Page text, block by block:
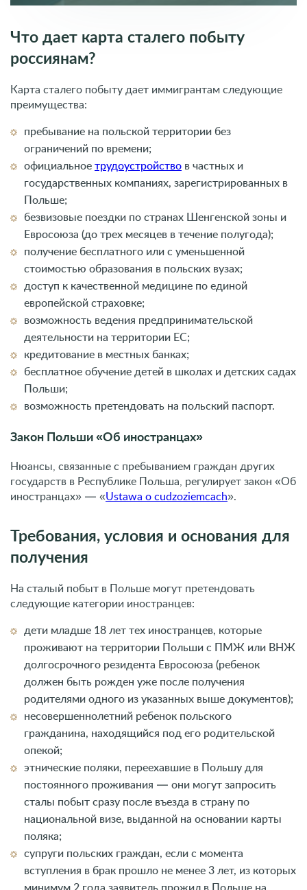
Что дает карта сталего побыту
россиянам?
Карта сталего побыту дает иммигрантам следующие
преимущества:
пребывание на польской территории без
ограничений по времени;
официальное трудоустройство в частных и
государственных компаниях, зарегистрированных в
Польше;
безвизовые поездки по странах Шенгенской зоны и
Евросоюза (до трех месяцев в течение полугода);
получение бесплатного или с уменьшенной
стоимостью образования в польских вузах;
доступ к качественной медицине по единой
европейской страховке;
возможность ведения предпринимательской
деятельности на территории ЕС;
кредитование в местных банках;
бесплатное обучение детей в школах и детских садах
Польши;
возможность претендовать на польский паспорт.
Закон Польши «Об иностранцах»
Нюансы, связанные с пребыванием граждан других
государств в Республике Польша, регулирует закон «Об
иностранцах» — «Ustawa o cudzoziemcach».
Требования, условия и основания для
получения
На сталый побыт в Польше могут претендовать
следующие категории иностранцев:
дети младше 18 лет тех иностранцев, которые
проживают на территории Польши с ПМЖ или ВНЖ
долгосрочного резидента Евросоюза (ребенок
должен быть рожден уже после получения
родителями одного из указанных выше документов);
несовершеннолетний ребенок польского
гражданина, находящийся под его родительской
опекой;
этнические поляки, переехавшие в Польшу для
постоянного проживания — они могут запросить
сталы побыт сразу после въезда в страну по
национальной визе, выданной на основании карты
поляка;
супруги польских граждан, если с момента
вступления в брак прошло не менее 3 лет, из которых